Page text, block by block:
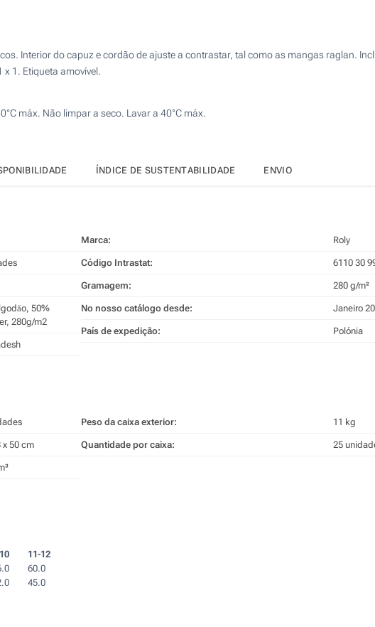
Bordado (Num lado)
Sem impressão
Interior do capuz e cordão de ajuste a contrastar, tal como as mangas raglan.
1. Etiqueta amovível.
máx. Não limpar a seco. Lavar a 40°C máx.
ÍNDICE DE SUSTENTABILIDADE ENVIO
50%
280g/m2
Marca: Roly
Código Intrastat: 6110 30
Gramagem: 280 g/m²
No nosso catálogo desde: Janeiro
País de expedição: Polónia
x 50 cm
Peso da caixa exterior: 11 kg
Quantidade por caixa: 25
11-12
60.0
45.0